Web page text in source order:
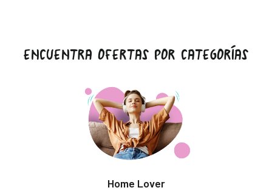
ENCUENTRA OFERTAS POR CATEGORÍAS
Home Lover